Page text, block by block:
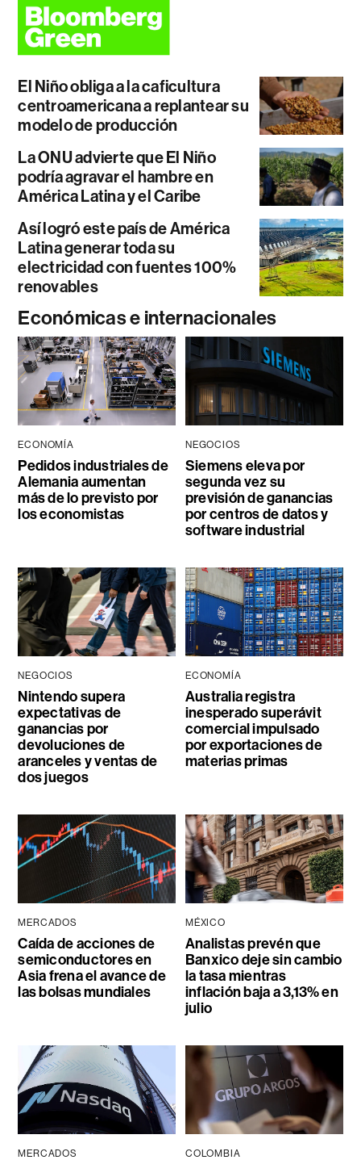
El Niño obliga a la caficultura
centroamericana a replantear su
modelo de producción
La ONU advierte que El Niño
podría agravar el hambre en
América Latina y el Caribe
Así logró este país de América
Latina generar toda su
electricidad con fuentes 100%
renovables
Económicas e internacionales
ECONOMÍA
Pedidos industriales de
Alemania aumentan
más de lo previsto por
los economistas
NEGOCIOS
Siemens eleva por
segunda vez su
previsión de ganancias
por centros de datos y
software industrial
NEGOCIOS
Nintendo supera
expectativas de
ganancias por
devoluciones de
aranceles y ventas de
dos juegos
ECONOMÍA
Australia registra
inesperado superávit
comercial impulsado
por exportaciones de
materias primas
MERCADOS
Caída de acciones de
semiconductores en
Asia frena el avance de
las bolsas mundiales
MÉXICO
Analistas prevén que
Banxico deje sin cambio
la tasa mientras
inflación baja a 3,13% en
julio
MERCADOS COLOMBIA